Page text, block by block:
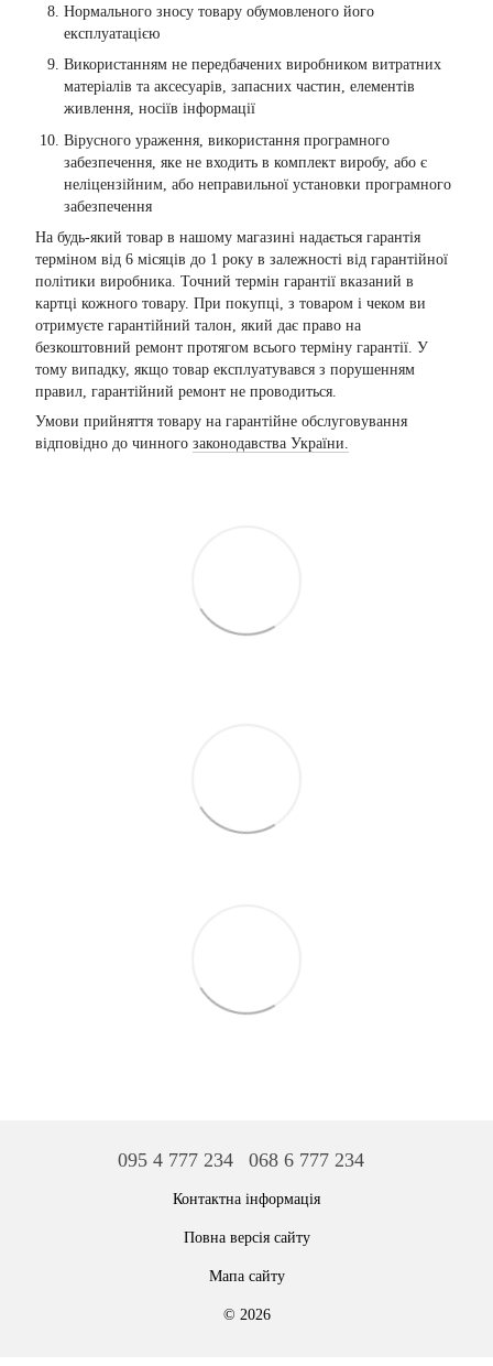
Нормального зносу товару обумовленого його
експлуатацією
Використанням не передбачених виробником витратних
матеріалів та аксесуарів, запасних частин, елементів
живлення, носіїв інформації
Вірусного ураження, використання програмного
забезпечення, яке не входить в комплект виробу, або є
неліцензійним, або неправильної установки програмного
забезпечення
На будь-який товар в нашому магазині надається гарантія
терміном від 6 місяців до 1 року в залежності від гарантійної
політики виробника. Точний термін гарантії вказаний в
картці кожного товару. При покупці, з товаром і чеком ви
отримуєте гарантійний талон, який дає право на
безкоштовний ремонт протягом всього терміну гарантії. У
тому випадку, якщо товар експлуатувався з порушенням
правил, гарантійний ремонт не проводиться.
Умови прийняття товару на гарантійне обслуговування
відповідно до чинного законодавства України.
095 4 777 234 068 6 777 234
Контактна інформація
Повна версія сайту
Мапа сайту
© 2026